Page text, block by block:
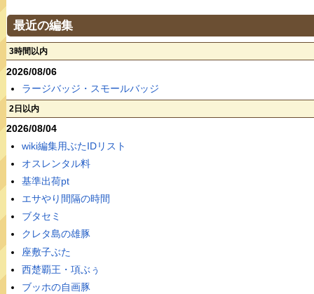
最近の編集
3時間以内
2026/08/06
ラージバッジ・スモールバッジ
2日以内
2026/08/04
wiki編集用ぶたIDリスト
オスレンタル料
基準出荷pt
エサやり間隔の時間
ブタセミ
クレタ島の雄豚
座敷子ぶた
西楚覇王・項ぶぅ
ブッホの自画豚